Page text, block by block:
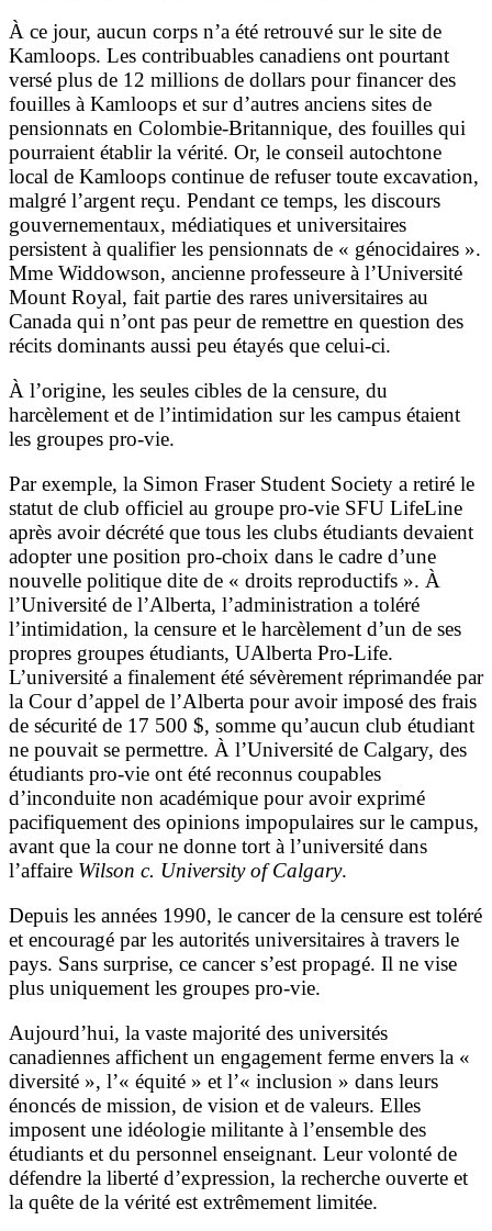
À ce jour, aucun corps n’a été retrouvé sur le site de
Kamloops. Les contribuables canadiens ont pourtant
versé plus de 12 millions de dollars pour financer des
fouilles à Kamloops et sur d’autres anciens sites de
pensionnats en Colombie-Britannique, des fouilles qui
pourraient établir la vérité. Or, le conseil autochtone
local de Kamloops continue de refuser toute excavation,
malgré l’argent reçu. Pendant ce temps, les discours
gouvernementaux, médiatiques et universitaires
persistent à qualifier les pensionnats de « génocidaires ».
Mme Widdowson, ancienne professeure à l’Université
Mount Royal, fait partie des rares universitaires au
Canada qui n’ont pas peur de remettre en question des
récits dominants aussi peu étayés que celui-ci.
À l’origine, les seules cibles de la censure, du
harcèlement et de l’intimidation sur les campus étaient
les groupes pro-vie.
Par exemple, la Simon Fraser Student Society a retiré le
statut de club officiel au groupe pro-vie SFU LifeLine
après avoir décrété que tous les clubs étudiants devaient
adopter une position pro-choix dans le cadre d’une
nouvelle politique dite de « droits reproductifs ». À
l’Université de l’Alberta, l’administration a toléré
l’intimidation, la censure et le harcèlement d’un de ses
propres groupes étudiants, UAlberta Pro-Life.
L’université a finalement été sévèrement réprimandée par
la Cour d’appel de l’Alberta pour avoir imposé des frais
de sécurité de 17 500 $, somme qu’aucun club étudiant
ne pouvait se permettre. À l’Université de Calgary, des
étudiants pro-vie ont été reconnus coupables
d’inconduite non académique pour avoir exprimé
pacifiquement des opinions impopulaires sur le campus,
avant que la cour ne donne tort à l’université dans
l’affaire Wilson c. University of Calgary.
Depuis les années 1990, le cancer de la censure est toléré
et encouragé par les autorités universitaires à travers le
pays. Sans surprise, ce cancer s’est propagé. Il ne vise
plus uniquement les groupes pro-vie.
Aujourd’hui, la vaste majorité des universités
canadiennes affichent un engagement ferme envers la «
diversité », l’« équité » et l’« inclusion » dans leurs
énoncés de mission, de vision et de valeurs. Elles
imposent une idéologie militante à l’ensemble des
étudiants et du personnel enseignant. Leur volonté de
défendre la liberté d’expression, la recherche ouverte et
la quête de la vérité est extrêmement limitée.